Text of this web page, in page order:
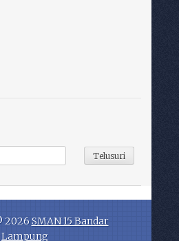
2026SMAN 15 Bandar
Lampung